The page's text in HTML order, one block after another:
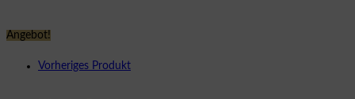
Angebot!
Vorheriges Produkt